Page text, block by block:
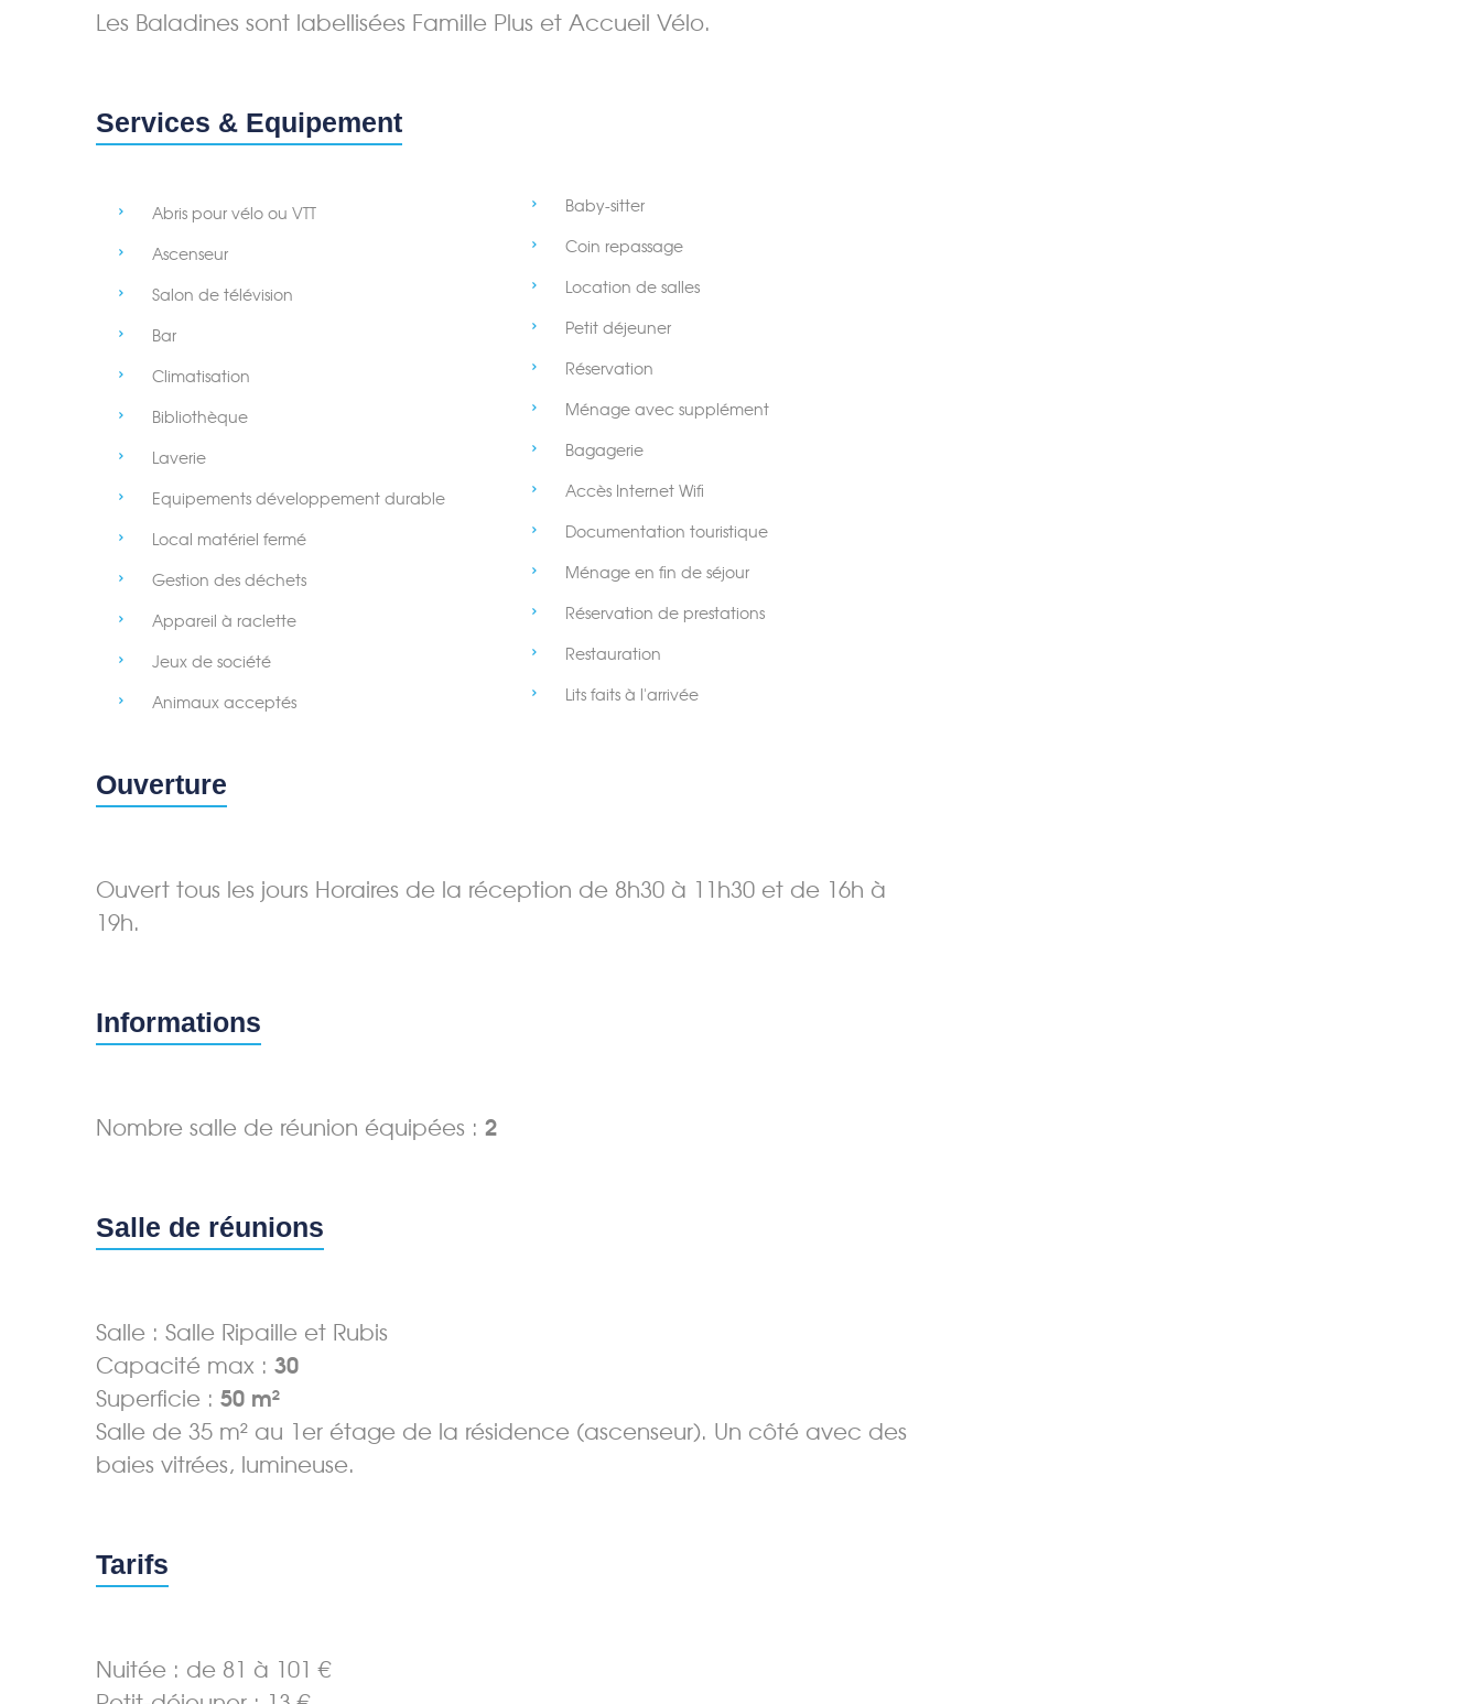
Les Baladines sont labellisées Famille Plus et Accueil Vélo.
Services & Equipement
Abris pour vélo ou VTT
Ascenseur
Salon de télévision
Bar
Climatisation
Bibliothèque
Laverie
Equipements développement durable
Local matériel fermé
Gestion des déchets
Appareil à raclette
Jeux de société
Animaux acceptés
Baby-sitter
Coin repassage
Location de salles
Petit déjeuner
Réservation
Ménage avec supplément
Bagagerie
Accès Internet Wifi
Documentation touristique
Ménage en fin de séjour
Réservation de prestations
Restauration
Lits faits à l'arrivée
Ouverture
Ouvert tous les jours Horaires de la réception de 8h30 à 11h30 et de 16h à
19h.
Informations
Nombre salle de réunion équipées : 2
Salle de réunions
Salle : Salle Ripaille et Rubis
Capacité max : 30
Superficie : 50 m²
Salle de 35 m² au 1er étage de la résidence (ascenseur). Un côté avec des
baies vitrées, lumineuse.
Tarifs
Nuitée : de 81 à 101 €